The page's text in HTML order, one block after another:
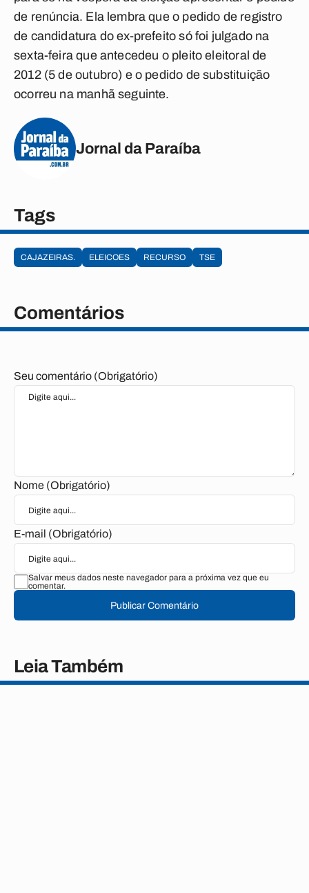
de renúncia. Ela lembra que o pedido de registro
de candidatura do ex-prefeito só foi julgado na
sexta-feira que antecedeu o pleito eleitoral de
2012 (5 de outubro) e o pedido de substituição
ocorreu na manhã seguinte.
Jornal da Paraíba
Tags
CAJAZEIRAS. ELEICOES RECURSO TSE
Comentários
Seu comentário (Obrigatório)
Nome (Obrigatório)
E-mail (Obrigatório)
Salvar meus dados neste navegador para a próxima vez que eu
comentar.
Publicar Comentário
Leia Também